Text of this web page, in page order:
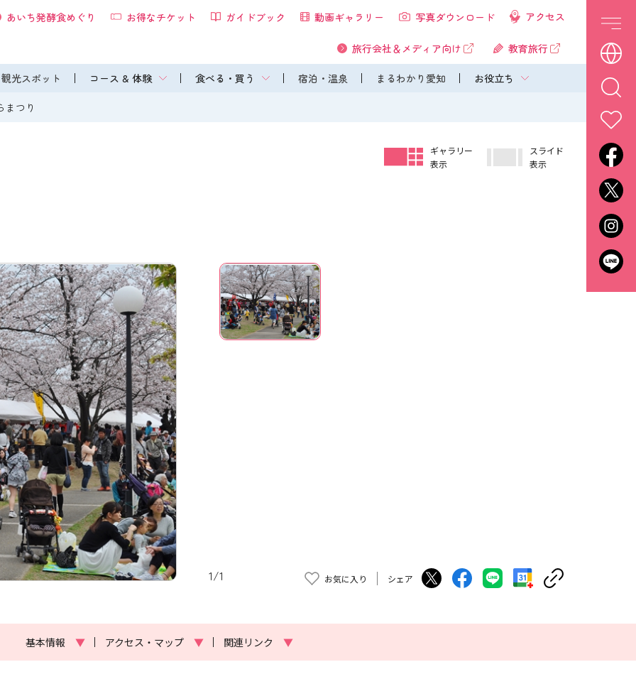
観光スポット コース & 体験 食べる・買う 宿泊・温泉 まるわかり愛知 お役立ち
あいち発酵食めぐり お得なチケット ガイドブック 動画ギャラリー 写真ダウンロード アクセス
旅行会社＆メディア向け 教育旅行
つり
ギャラリー
表示
スライド
表示
1/1 お気に入り シェア
基本情報 ▼ アクセス・マップ ▼ 関連リンク ▼